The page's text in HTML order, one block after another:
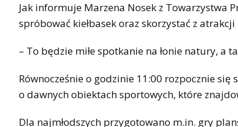
Jak informuje Marzena Nosek z Towarzystwa
spróbować kiełbasek oraz skorzystać z
– To będzie miłe spotkanie na łonie natury, a
Równocześnie o godzinie 11:00 rozpocznie
o dawnych obiektach sportowych, które
Dla najmłodszych przygotowano m.in. gry